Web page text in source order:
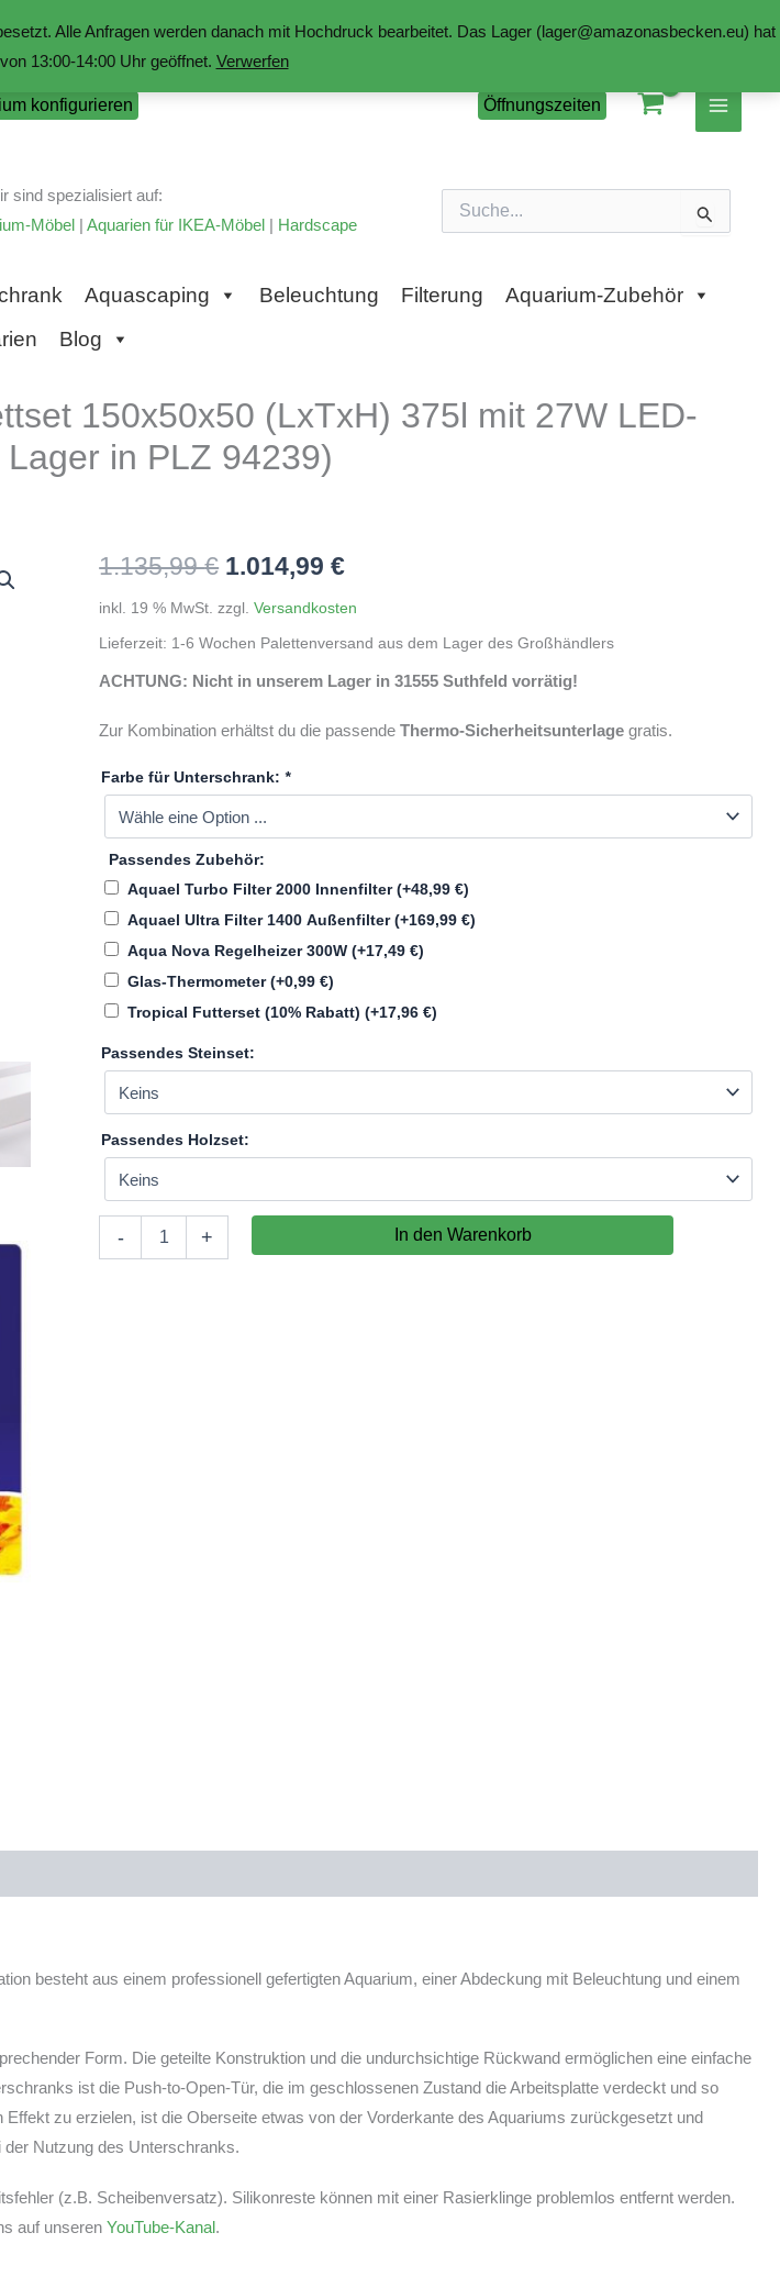
Alle Anfragen werden danach mit Hochdruck bearbeitet. Das Lager (lager@amazonasbecken.eu) hat
13:00-14:00 Uhr geöffnet. Verwerfen
konfigurieren Öffnungszeiten
sind spezialisiert auf:
Möbel | Aquarien für IKEA-Möbel | Hardscape
nach:
Aquascaping Beleuchtung Filterung
Aquarium-Zubehör
Blog
150x50x50 (LxTxH) 375l mit 27W LED-
in PLZ 94239)
1.135,99€ Ursprünglicher
Preis
war:
1.014,99€Aktueller
Preis
ist:
inkl. 19 % MwSt. zzgl.Versandkosten
Lieferzeit: 1-6 Wochen Palettenversand aus dem Lager des Großhändlers
ACHTUNG: Nicht in unserem Lager in 31555 Suthfeld vorrätig!
Zur Kombination erhältst du die passendeThermo-Sicherheitsunterlage gratis.
Farbe für Unterschrank:*
Passendes Zubehör:
Aquael Turbo Filter 2000 Innenfilter(+48,99€)
Aquael Ultra Filter 1400 Außenfilter(+169,99€)
Aqua Nova Regelheizer 300W(+17,49€)
Glas-Thermometer(+0,99€)
Tropical Futterset (10% Rabatt)(+17,96€)
Passendes Steinset:
Passendes Holzset:
-
Kombination
+ In den Warenkorb
besteht aus einem professionell gefertigten Aquarium, einer Abdeckung mit Beleuchtung und einem
Form. Die geteilte Konstruktion und die undurchsichtige Rückwand ermöglichen eine einfache
ist die Push-to-Open-Tür, die im geschlossenen Zustand die Arbeitsplatte verdeckt und so
zu erzielen, ist die Oberseite etwas von der Vorderkante des Aquariums zurückgesetzt und
Nutzung des Unterschranks.
(z.B. Scheibenversatz). Silikonreste können mit einer Rasierklinge problemlos entfernt werden.
auf unseren YouTube-Kanal.